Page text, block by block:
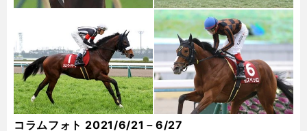
コラムフォト 2021/6/21－6/27